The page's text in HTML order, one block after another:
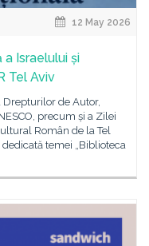
12 May 2026
Israelului și
Tel Aviv
Drepturilor de Autor,
precum și a Zilei
Român de la Tel
temei „Biblioteca